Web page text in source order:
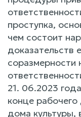
проступка,
чем состоит
доказательств
соразмерности
21. 06.2023
конце
дома культуры,